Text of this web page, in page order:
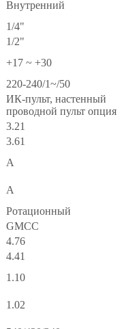
Внутренний
1/4"
1/2"
+17 ~ +30
220-240/1~/50
ИК-пульт, настенный
проводной пульт опция
3.21
3.61
A
A
Ротационный
GMCC
4.76
4.41
1.10
1.02